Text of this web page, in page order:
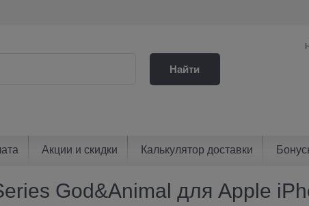
Найти
Акции и скидки Калькулятор доставки
God&Animal для Apple